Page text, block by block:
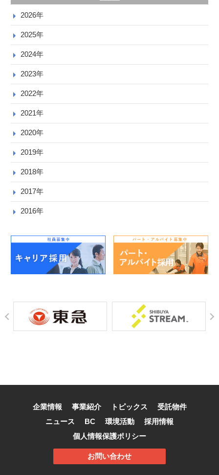
2026年
2025年
2024年
2023年
2022年
2021年
2020年
2019年
2018年
2017年
2016年
企業情報 事業紹介 トピックス
受託物件
ニュース
BC 環境活動
採用情報
個人情報保護ポリシー
お問い合わせ